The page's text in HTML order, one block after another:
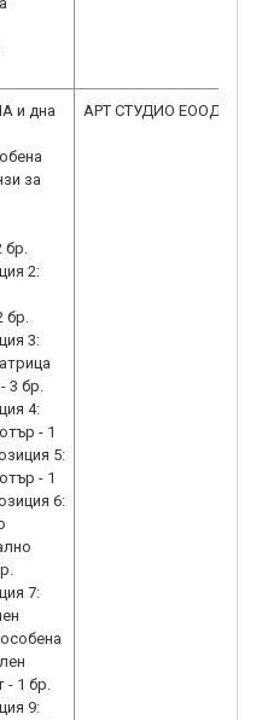
и дна
за
бр.
2:
бр.
3:
3 бр.
4:
- 1
5:
- 1
6:
7:
- 1 бр.
9:
АРТ СТУДИО ЕООД